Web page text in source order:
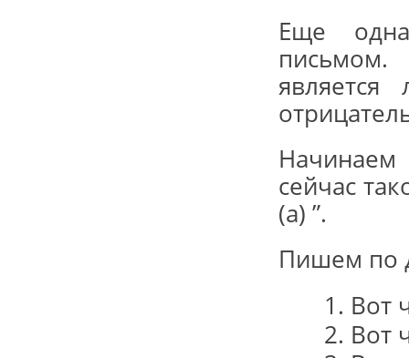
Еще
сейчас
(а) ”.
Пишем по
Вот
Вот